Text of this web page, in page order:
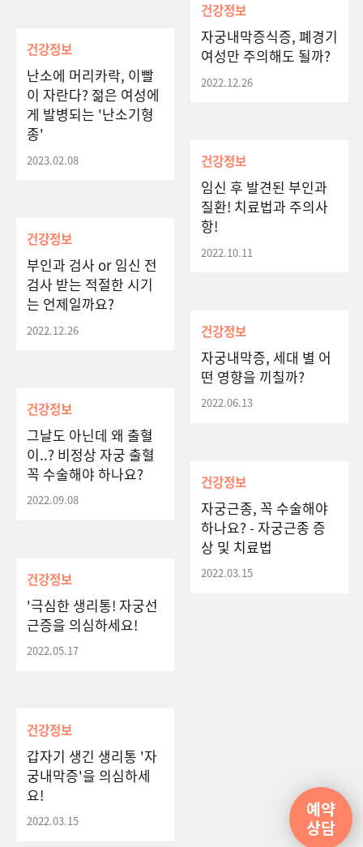
건강정보
난소에 머리카락, 이빨
이 자란다? 젊은 여성에
게 발병되는 '난소기형
종'
2023.02.08
건강정보
자궁내막증식증, 폐경기
여성만 주의해도 될까?
2022.12.26
건강정보
부인과 검사 or 임신 전
검사 받는 적절한 시기
는 언제일까요?
2022.12.26
건강정보
임신 후 발견된 부인과
질환! 치료법과 주의사
항!
2022.10.11
건강정보
그날도 아닌데 왜 출혈
이..? 비정상 자궁 출혈
꼭 수술해야 하나요?
2022.09.08
건강정보
자궁내막증, 세대 별 어
떤 영향을 끼칠까?
2022.06.13
건강정보
'극심한 생리통! 자궁선
근증을 의심하세요!
2022.05.17
건강정보
자궁근종, 꼭 수술해야
하나요? - 자궁근종 증
상 및 치료법
2022.03.15
건강정보
갑자기 생긴 생리통 '자
궁내막증'을 의심하세
요!
2022.03.15
예약
상담